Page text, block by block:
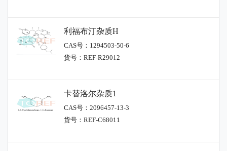
利福布汀杂质H
CAS号：1294503-50-6
货号：REF-R29012
卡替洛尔杂质1
CAS号：2096457-13-3
货号：REF-C68011